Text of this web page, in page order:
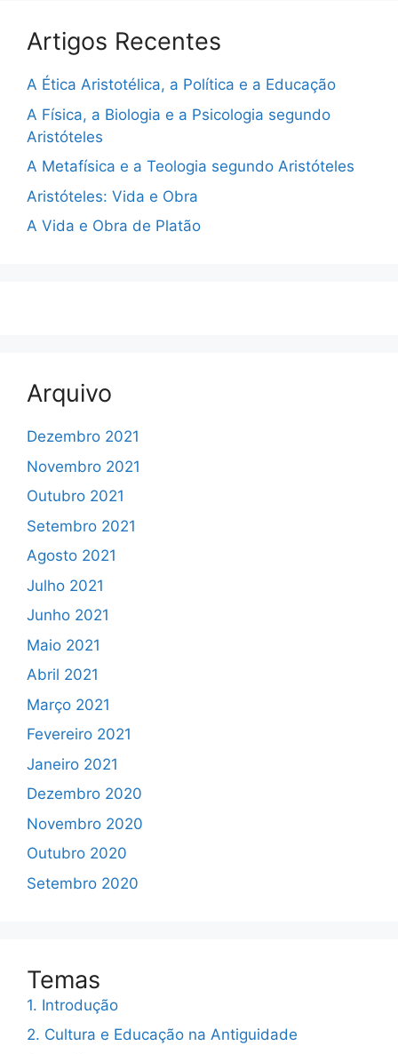
Artigos Recentes
A Ética Aristotélica, a Política e a Educação
A Física, a Biologia e a Psicologia segundo
Aristóteles
A Metafísica e a Teologia segundo Aristóteles
Aristóteles: Vida e Obra
A Vida e Obra de Platão
Arquivo
Dezembro 2021
Novembro 2021
Outubro 2021
Setembro 2021
Agosto 2021
Julho 2021
Junho 2021
Maio 2021
Abril 2021
Março 2021
Fevereiro 2021
Janeiro 2021
Dezembro 2020
Novembro 2020
Outubro 2020
Setembro 2020
Temas
1. Introdução
2. Cultura e Educação na Antiguidade